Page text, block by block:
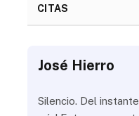
CITAS
José Hierro
Silencio. Del